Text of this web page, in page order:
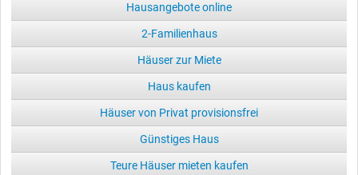
Hausangebote online
2-Familienhaus
Häuser zur Miete
Haus kaufen
Häuser von Privat provisionsfrei
Günstiges Haus
Teure Häuser mieten kaufen